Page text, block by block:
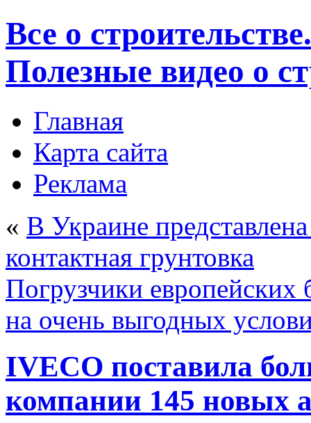
Все о
Полезные видео о
Главная
Карта сайта
Реклама
« В Украине
контактная грунтовка
Погрузчики
на очень выгодных
IVECO поставила
компании 145 новых